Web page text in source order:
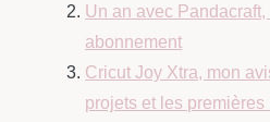
Un an avec
abonnement
Cricut Joy Xtra, mon
projets et les premières